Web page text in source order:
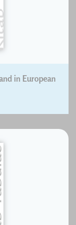
in European